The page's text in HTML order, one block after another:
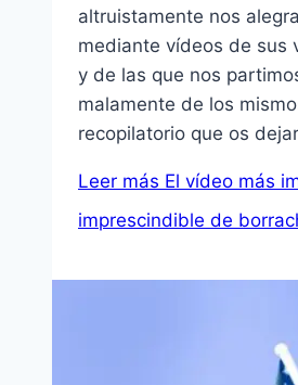
altruistamente nos
mediante vídeos de sus
y de las que nos
malamente de los
recopilatorio que os
Leer más El vídeo más
imprescindible de